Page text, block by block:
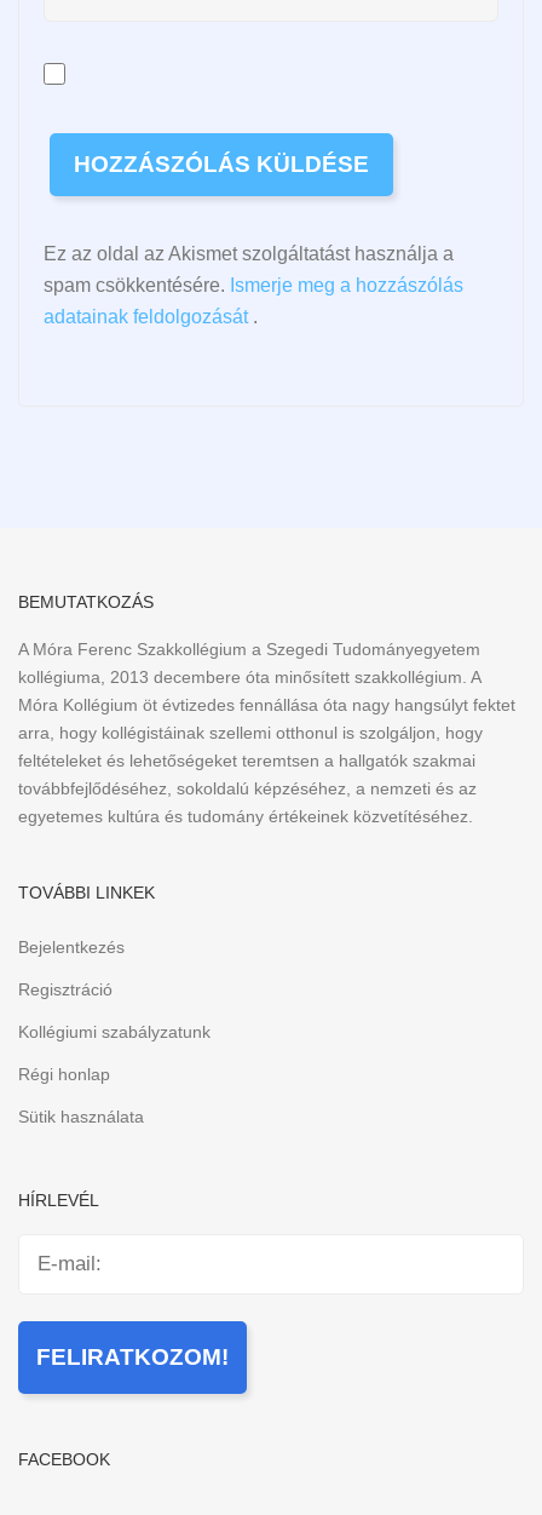
Ez az oldal az Akismet szolgáltatást használja a
spam csökkentésére. Ismerje meg a hozzászólás
adatainak feldolgozását.
BEMUTATKOZÁS
A Móra Ferenc Szakkollégium a Szegedi Tudományegyetem
kollégiuma, 2013 decembere óta minősített szakkollégium. A
Móra Kollégium öt évtizedes fennállása óta nagy hangsúlyt fektet
arra, hogy kollégistáinak szellemi otthonul is szolgáljon, hogy
feltételeket és lehetőségeket teremtsen a hallgatók szakmai
továbbfejlődéséhez, sokoldalú képzéséhez, a nemzeti és az
egyetemes kultúra és tudomány értékeinek közvetítéséhez.
TOVÁBBI LINKEK
Bejelentkezés
Regisztráció
Kollégiumi szabályzatunk
Régi honlap
Sütik használata
HÍRLEVÉL
FACEBOOK